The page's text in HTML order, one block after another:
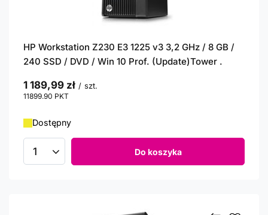
HP Workstation Z230 E3 1225 v3 3,2 GHz / 8 GB /
240 SSD / DVD / Win 10 Prof. (Update)Tower .
1 189,99 zł / szt.
11899.90 PKT
Dostępny
Ilość produktów Do koszyka